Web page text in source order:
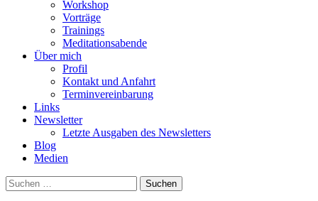
Workshop
Vorträge
Trainings
Meditationsabende
Über mich
Profil
Kontakt und Anfahrt
Terminvereinbarung
Links
Newsletter
Letzte Ausgaben des Newsletters
Blog
Medien
Suchen
nach: